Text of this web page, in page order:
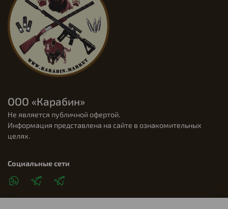
ООО «Карабин»
Не является публичной офертой.
Информация представлена на сайте в ознакомительных
целях.
Социальные сети